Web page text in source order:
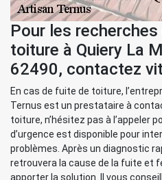
Pour les
toiture à Quiery La
62490, contactez
En cas de fuite de toiture,
Ternus est un prestataire à
toiture, n’hésitez pas à l’appeler
d’urgence est disponible pour
problèmes. Après un diagnostic
retrouvera la cause de la fuite et
apporter la solution. Il vous